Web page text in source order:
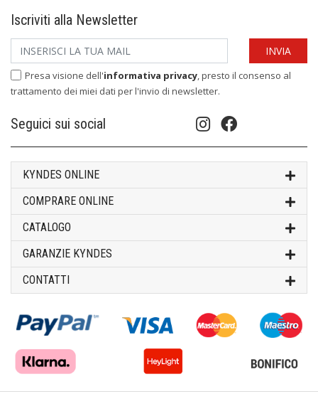
Iscriviti alla Newsletter
Presa visione dell'informativa privacy , presto il consenso al
trattamento dei miei dati per l'invio di newsletter.
Seguici sui social
KYNDES ONLINE
COMPRARE ONLINE
CATALOGO
GARANZIE KYNDES
CONTATTI